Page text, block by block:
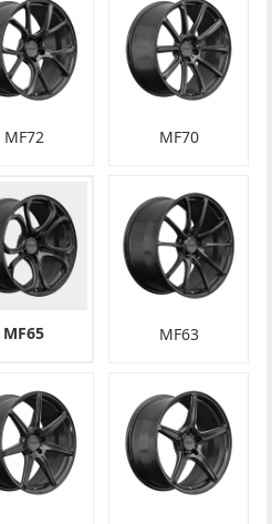
MF72 MF70
MF65 MF63